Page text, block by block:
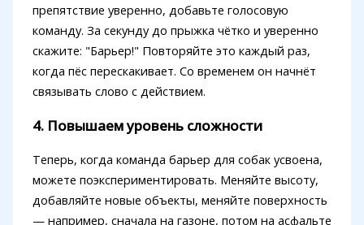
препятствие уверенно, добавьте голосовую
команду. За секунду до прыжка чётко и уверенно
скажите: "Барьер!" Повторяйте это каждый раз,
когда пёс перескакивает. Со временем он начнёт
связывать слово с действием.
4. Повышаем уровень сложности
Теперь, когда команда барьер для собак усвоена,
можете поэкспериментировать. Меняйте высоту,
добавляйте новые объекты, меняйте поверхность
— например, сначала на газоне, потом на асфальте